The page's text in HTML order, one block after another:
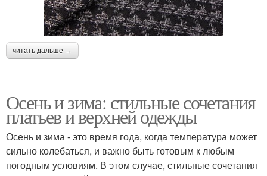
читать дальше →
Осень и зима: стильные сочетания
платьев и верхней одежды
Осень и зима - это время года, когда температура может
сильно колебаться, и важно быть готовым к любым
погодным условиям. В этом случае, стильные сочетания